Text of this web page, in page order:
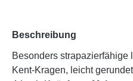
Beschreibung
Besonders strapazierfähige
Kent-Kragen, leicht